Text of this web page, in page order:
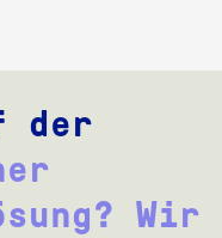
der
Wir